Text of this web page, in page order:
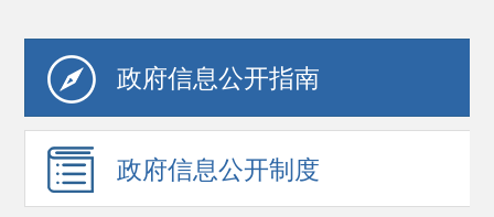
政府信息公开指南
政府信息公开制度